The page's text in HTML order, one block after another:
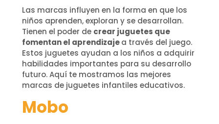
Las marcas influyen en la forma en que los
niños aprenden, exploran y se desarrollan.
Tienen el poder de crear juguetes que
fomentan el aprendizajea través del juego.
Estos juguetes ayudan a los niños a adquirir
habilidades importantes para su desarrollo
futuro. Aquí te mostramos las mejores
marcas de juguetes infantiles educativos.
Mobo